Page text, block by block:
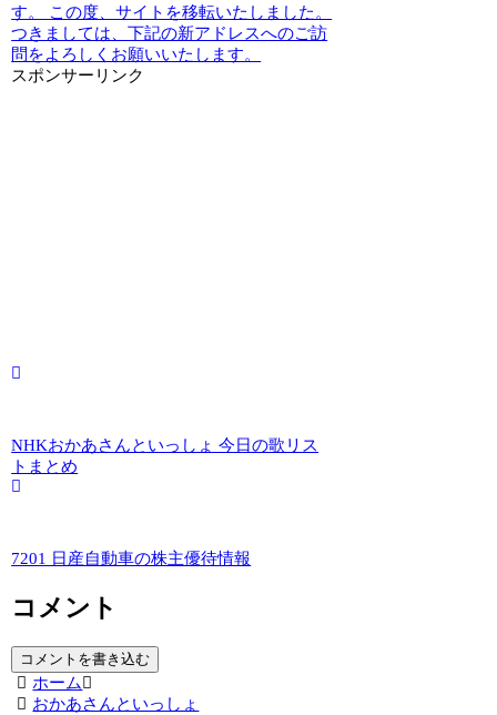
す。 この度、サイトを移転いたしました。
つきましては、下記の新アドレスへのご訪
問をよろしくお願いいたします。
スポンサーリンク
NHKおかあさんといっしょ 今日の歌リス
トまとめ
7201 日産自動車の株主優待情報
コメント
コメントを書き込む
ホーム
おかあさんといっしょ